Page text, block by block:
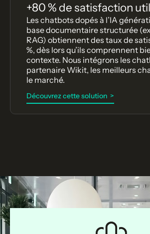
+80 % de satisfaction
Les chatbots dopés à l’IA
base documentaire structurée (ex
RAG) obtiennent des taux de
%, dès lors qu’ils comprennent
contexte. Nous intégrons les
partenaire Wikit, les meilleurs
le marché.
Découvrez cette solution >